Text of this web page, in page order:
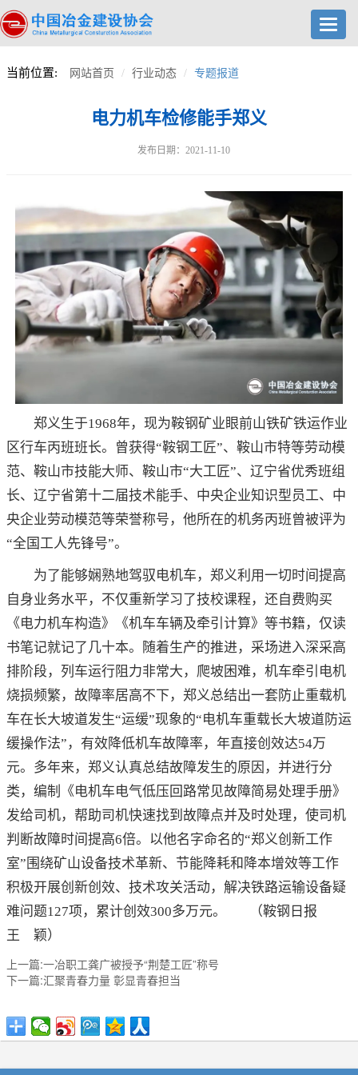
当前位置: 网站首页 行业动态 专题报道
电力机车检修能手郑义
发布日期：2021-11-10
郑义生于1968年，现为鞍钢矿业眼前山铁矿铁运作业
区行车丙班班长。曾获得“鞍钢工匠”、鞍山市特等劳动模
范、鞍山市技能大师、鞍山市“大工匠”、辽宁省优秀班组
长、辽宁省第十二届技术能手、中央企业知识型员工、中
央企业劳动模范等荣誉称号，他所在的机务丙班曾被评为
“全国工人先锋号”。
为了能够娴熟地驾驭电机车，郑义利用一切时间提高
自身业务水平，不仅重新学习了技校课程，还自费购买
《电力机车构造》《机车车辆及牵引计算》等书籍，仅读
书笔记就记了几十本。随着生产的推进，采场进入深采高
排阶段，列车运行阻力非常大，爬坡困难，机车牵引电机
烧损频繁，故障率居高不下，郑义总结出一套防止重载机
车在长大坡道发生“运缓”现象的“电机车重载长大坡道防运
缓操作法”，有效降低机车故障率，年直接创效达54万
元。多年来，郑义认真总结故障发生的原因，并进行分
类，编制《电机车电气低压回路常见故障简易处理手册》
发给司机，帮助司机快速找到故障点并及时处理，使司机
判断故障时间提高6倍。以他名字命名的“郑义创新工作
室”围绕矿山设备技术革新、节能降耗和降本增效等工作
积极开展创新创效、技术攻关活动，解决铁路运输设备疑
难问题127项，累计创效300多万元。 （鞍钢日报
王 颖）
上一篇:一冶职工龚广被授予“荆楚工匠”称号
下一篇:汇聚青春力量 彰显青春担当